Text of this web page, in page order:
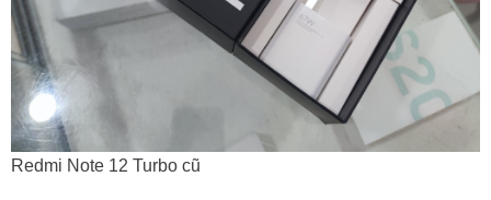
Redmi Note 12 Turbo cũ